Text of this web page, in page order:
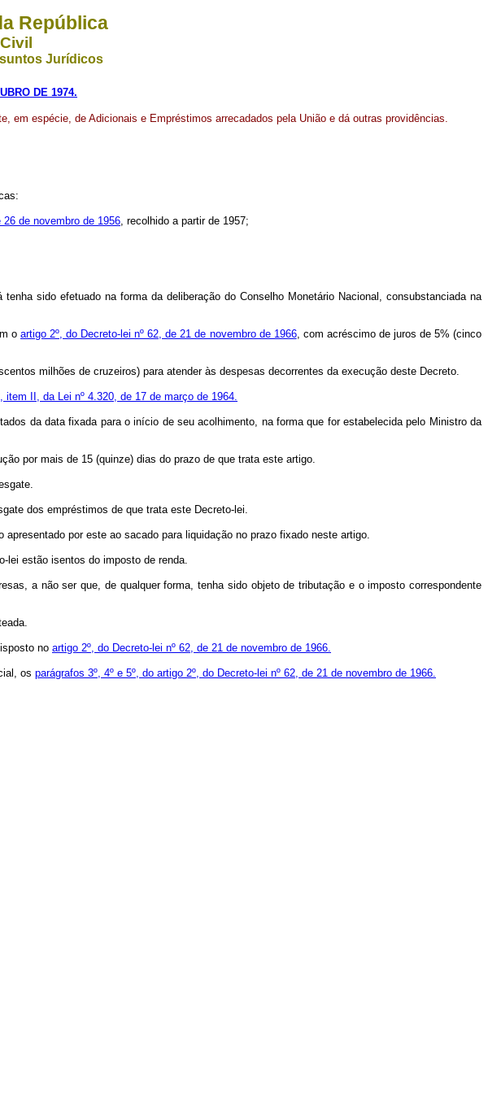
República
Jurídicos
DE 1974.
em espécie, de Adicionais e Empréstimos arrecadados pela União e dá outras providências.
26 de novembro de 1956, recolhido a partir de 1957;
sido efetuado na forma da deliberação do Conselho Monetário Nacional, consubstanciada na
oartigo 2º, do Decreto-lei nº 62, de 21 de novembro de 1966, com acréscimo de juros de 5% (cinco
milhões de cruzeiros) para atender às despesas decorrentes da execução deste Decreto.
item II, da Lei nº 4.320, de 17 de março de 1964.
da data fixada para o início de seu acolhimento, na forma que for estabelecida pelo Ministro da
por mais de 15 (quinze) dias do prazo de que trata este artigo.
dos empréstimos de que trata este Decreto-lei.
por este ao sacado para liquidação no prazo fixado neste artigo.
lei estão isentos do imposto de renda.
a não ser que, de qualquer forma, tenha sido objeto de tributação e o imposto correspondente
no artigo 2º, do Decreto-lei nº 62, de 21 de novembro de 1966.
os parágrafos 3º, 4º e 5º, do artigo 2º, do Decreto-lei nº 62, de 21 de novembro de 1966.